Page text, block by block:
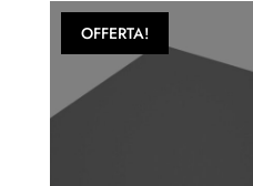
OFFERTA!